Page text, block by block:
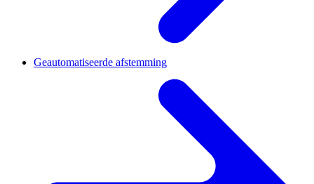
Geautomatiseerde afstemming